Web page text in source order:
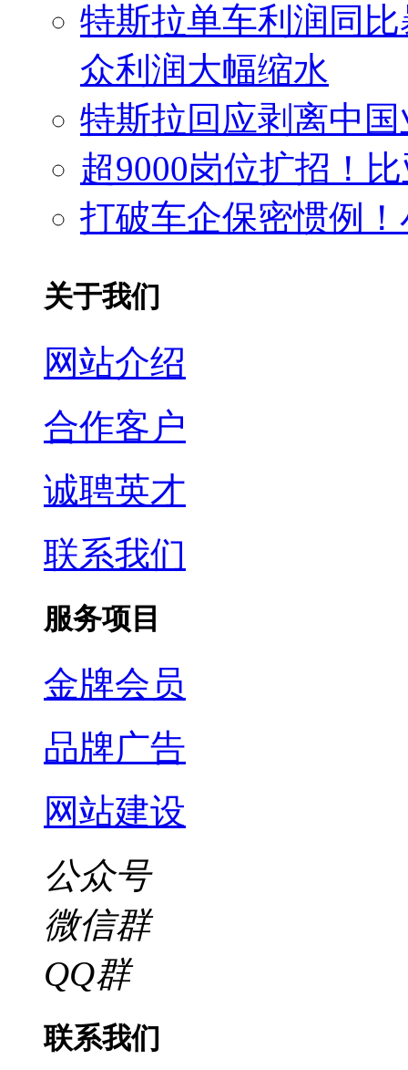
特斯拉单车利润同
众利润大幅缩水
特斯拉回应剥离中
超9000岗位扩招！
打破车企保密惯例
关于我们
网站介绍
合作客户
诚聘英才
联系我们
服务项目
金牌会员
品牌广告
网站建设
公众号
微信群
QQ群
联系我们